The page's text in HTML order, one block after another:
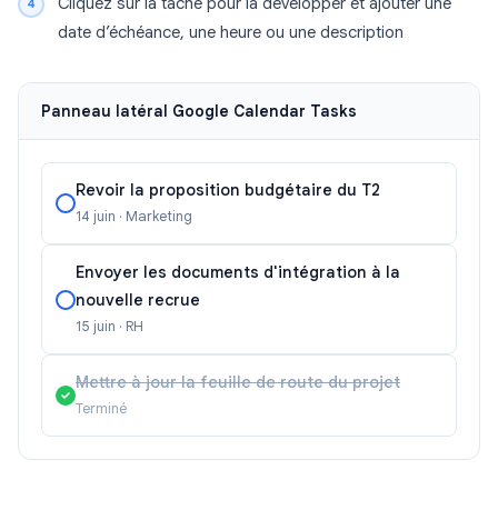
date d’échéance, une heure ou une description
Panneau latéral Google Calendar Tasks
Revoir la proposition budgétaire du T2
14 juin · Marketing
Envoyer les documents d'intégration à la
nouvelle recrue
15 juin · RH
Mettre à jour la feuille de route du projet
Terminé